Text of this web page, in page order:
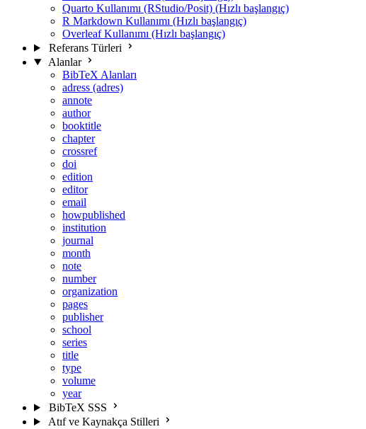
Quarto Kullanımı (RStudio/Posit) (Hızlı başlangıç)
R Markdown Kullanımı (Hızlı başlangıç)
Overleaf Kullanımı (Hızlı başlangıç)
Referans Türleri
Alanlar
BibTeX Alanları
adress (adres)
annote
author
booktitle
chapter
crossref
doi
edition
editor
email
howpublished
institution
journal
month
note
number
organization
pages
publisher
school
series
title
type
volume
year
BibTeX SSS
Atıf ve Kaynakça Stilleri